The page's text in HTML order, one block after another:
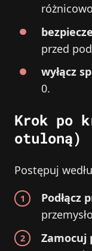
przed
wyłącz
0.
Krok po
otuloną)
Postępuj
Podłącz
Zamocuj